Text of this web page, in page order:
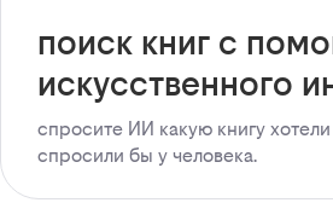
поиск книг с
искусственного
спросите ИИ какую книгу
спросили бы у человека.